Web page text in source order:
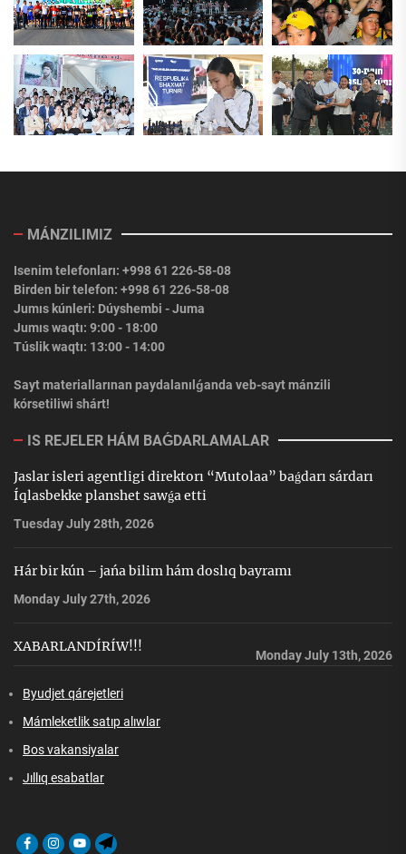
MÁNZILIMIZ
Isenim telefonları: +998 61 226-58-08
Birden bir telefon: +998 61 226-58-08
Jumıs kúnleri: Dúyshembi - Juma
Jumıs waqtı: 9:00 - 18:00
Túslik waqtı: 13:00 - 14:00
Sayt materiallarınan paydalanılǵanda veb-sayt mánzili
kórsetiliwi shárt!
IS REJELER HÁM BAǴDARLAMALAR
Jaslar isleri agentligi direktorı “Mutolaa” baǵdarı sárdarı
Íqlasbekke planshet sawǵa etti
Tuesday July 28th, 2026
Hár bir kún – jańa bilim hám doslıq bayramı
Monday July 27th, 2026
XABARLANDÍRÍW!!!
Monday July 13th, 2026
Byudjet qárejetleri
Mámleketlik satıp alıwlar
Bos vakansiyalar
Jıllıq esabatlar
FacebookInstagram
YoutubeTelegram